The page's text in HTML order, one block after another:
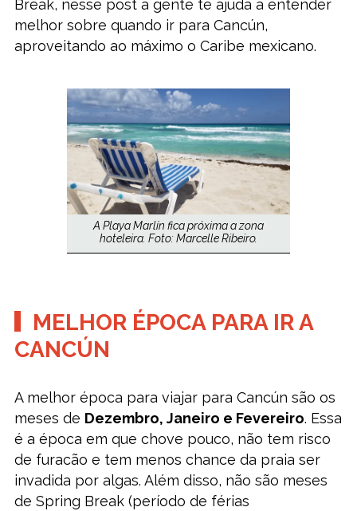
Break, nesse post a gente te ajuda a entender
melhor sobre quando ir para Cancún,
aproveitando ao máximo o Caribe mexicano.
A Playa Marlín fica próxima a zona
hoteleira. Foto: Marcelle Ribeiro.
MELHOR ÉPOCA PARA IR A
CANCÚN
A melhor época para viajar para Cancún são os
meses de Dezembro, Janeiro e Fevereiro. Essa
é a época em que chove pouco, não tem risco
de furacão e tem menos chance da praia ser
invadida por algas. Além disso, não são meses
de Spring Break (período de férias